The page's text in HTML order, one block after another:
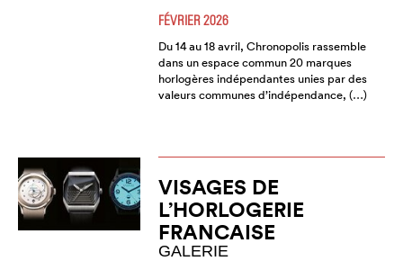
FÉVRIER 2026
Du 14 au 18 avril, Chronopolis rassemble
dans un espace commun 20 marques
horlogères indépendantes unies par des
valeurs communes d’indépendance, (…)
VISAGES DE
L’HORLOGERIE
FRANCAISE
GALERIE